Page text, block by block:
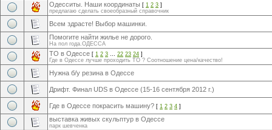
Одесситы. Наши координаты [ 1 2 3 ]
предлагаю сделать своеобразный справочник
Всем здрасте! Выбор машинки.
Помогите найти жилье не дорого.
На пол года.ОДЕССА
TO в Одессе [ 1 2 3 … 22 23 24 ]
Где в Одессе лучше проходить ТО ? Соотношение цена/качество!
Нужна б/у резина в Одессе
Дрифт. Финал UDS в Одессе (15-16 сентября 2012 г.)
Где в Одессе покрасить машину? [ 1 2 3 4 ]
выставка живых скульптур в Одессе
парк шевченка